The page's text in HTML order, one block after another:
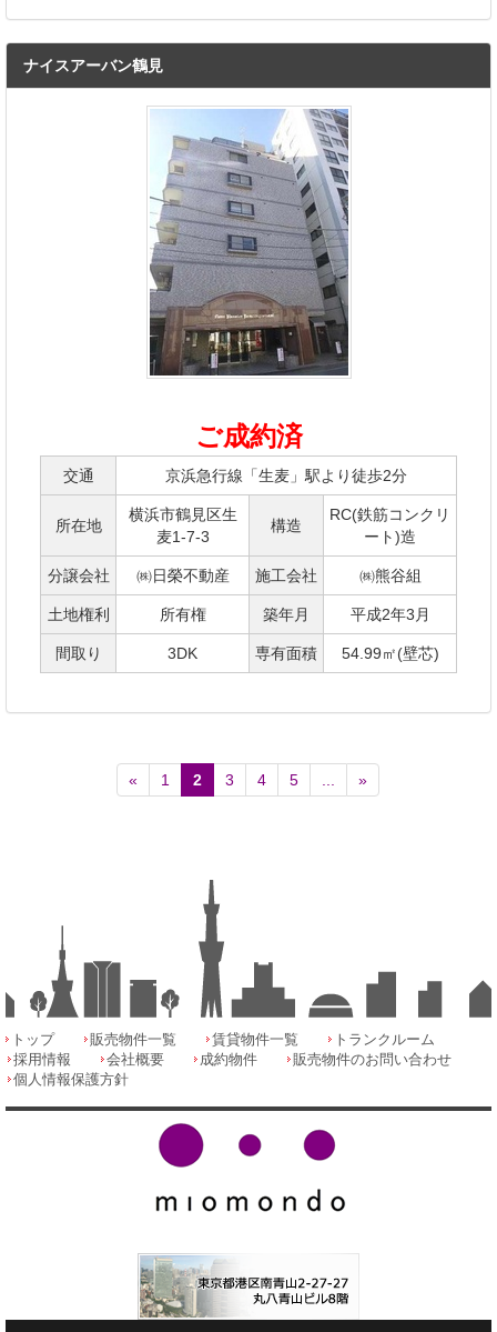
ナイスアーバン鶴見
ご成約済
交通 京浜急行線「生麦」駅より徒歩2分
所在地
横浜市鶴見区生
麦1-7-3
構造
RC(鉄筋コンクリ
ート)造
分譲会社 ㈱日榮不動産 施工会社 ㈱熊谷組
土地権利 所有権 築年月 平成2年3月
間取り 3DK 専有面積 54.99㎡(壁芯)
« 1 2 3 4 5 »
トップ 販売物件一覧 賃貸物件一覧
トランクルーム
採用情報
会社概要 成約物件
販売物件のお問い合わせ
個人情報保護方針